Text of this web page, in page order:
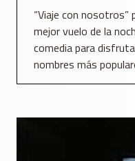
“Viaje con
mejor vuelo de la
comedia para
nombres más